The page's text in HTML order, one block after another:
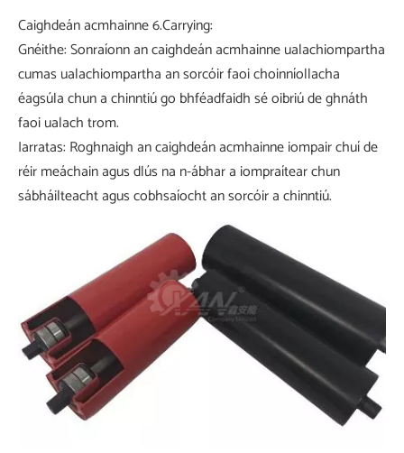
Caighdeán acmhainne 6.Carrying:
Gnéithe: Sonraíonn an caighdeán acmhainne ualachiompartha
cumas ualachiompartha an sorcóir faoi choinníollacha
éagsúla chun a chinntiú go bhféadfaidh sé oibriú de ghnáth
faoi ualach trom.
Iarratas: Roghnaigh an caighdeán acmhainne iompair chuí de
réir meáchain agus dlús na n-ábhar a iompraítear chun
sábháilteacht agus cobhsaíocht an sorcóir a chinntiú.